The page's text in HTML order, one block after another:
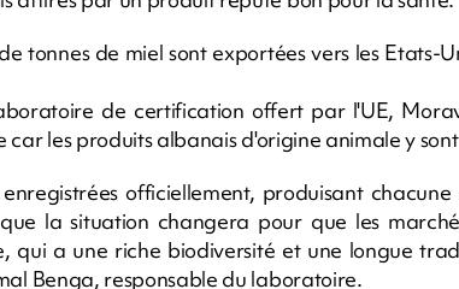
tonnes de miel sont exportées vers les Etats-
de certification offert par l'UE,
les produits albanais d'origine animale y
officiellement, produisant chacune
la situation changera pour que les
qui a une riche biodiversité et une longue
Benga, responsable du laboratoire.